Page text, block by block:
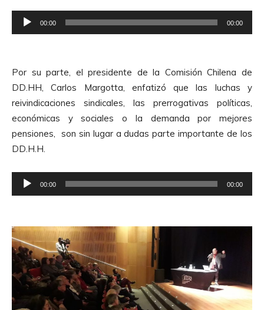
t
e
A
u
d
i
o
e
o
d
u
c
t
o
r
u
d
o
00:00 00:00
Por su parte, el presidente de la Comisión Chilena de
DD.HH, Carlos Margotta, enfatizó que las luchas y
reivindicaciones sindicales, las prerrogativas políticas,
económicas y sociales o la demanda por mejores
pensiones, son sin lugar a dudas parte importante de los
DD.H.H.
e
r
o
d
u
t
00:00 00:00